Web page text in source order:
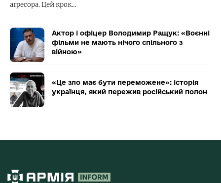
агресора. Цей крок…
Актор і офіцер Володимир Ращук: «Воєнні
фільми не мають нічого спільного з
війною»
«Це зло має бути переможене»: історія
українця, який пережив російський полон